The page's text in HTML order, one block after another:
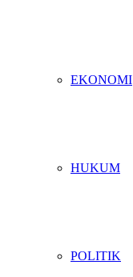
EKONOMI
HUKUM
POLITIK